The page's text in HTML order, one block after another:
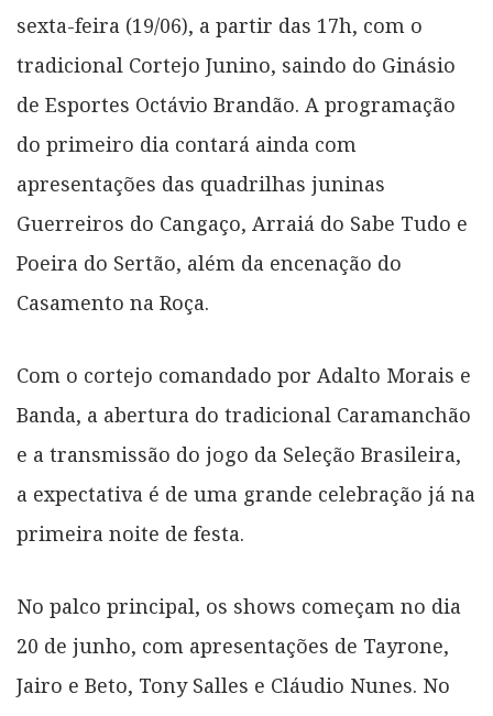
sexta-feira (19/06), a partir das 17h, com o
tradicional Cortejo Junino, saindo do Ginásio
de Esportes Octávio Brandão. A programação
do primeiro dia contará ainda com
apresentações das quadrilhas juninas
Guerreiros do Cangaço, Arraiá do Sabe Tudo e
Poeira do Sertão, além da encenação do
Casamento na Roça.
Com o cortejo comandado por Adalto Morais e
Banda, a abertura do tradicional Caramanchão
e a transmissão do jogo da Seleção Brasileira,
a expectativa é de uma grande celebração já na
primeira noite de festa.
No palco principal, os shows começam no dia
20 de junho, com apresentações de Tayrone,
Jairo e Beto, Tony Salles e Cláudio Nunes. No